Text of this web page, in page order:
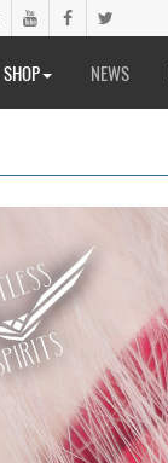
SHOP NEWS